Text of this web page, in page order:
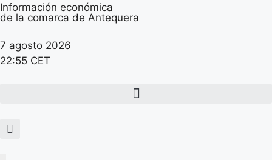
Información económica
de la comarca de Antequera
7 agosto 2026
22:55 CET